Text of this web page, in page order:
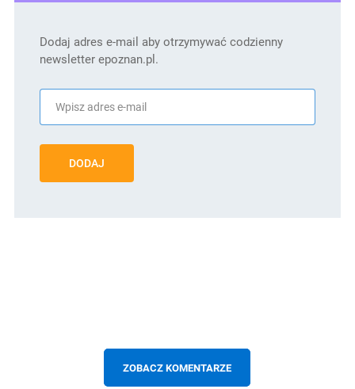
Dodaj adres e-mail aby otrzymywać codzienny
newsletter epoznan.pl.
DODAJ
ZOBACZ KOMENTARZE